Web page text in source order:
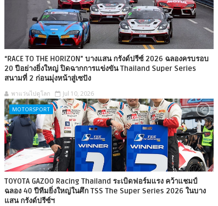
“RACE TO THE HORIZON” บางแสน กรังด์ปรีซ์ 2026 ฉลองครบรอบ
20 ปีอย่างยิ่งใหญ่ ปิดฉากการแข่งขัน Thailand Super Series
สนามที่ 2 ก่อนมุ่งหน้าสู่เซปัง
พาแว่นไปดูโลก Jul 10, 2026
MOTORSPORT
TOYOTA GAZOO Racing Thailand ระเบิดฟอร์มแรง คว้าแชมป์
ฉลอง 40 ปีทีมยิ่งใหญ่ในศึก TSS The Super Series 2026 ในบาง
แสน กรังด์ปรีซ์ฯ